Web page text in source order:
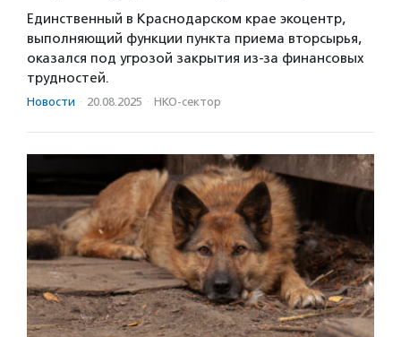
Единственный в Краснодарском крае экоцентр,
выполняющий функции пункта приема вторсырья,
оказался под угрозой закрытия из-за финансовых
трудностей.
Новости · 20.08.2025 · НКО-сектор